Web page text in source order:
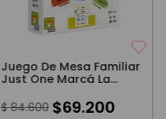
Juego De Mesa Familiar
Just One Marcá La
$ 84.600 $69.200